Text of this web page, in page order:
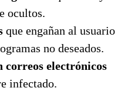
ocultos.
que engañan al usuario
no deseados.
correos electrónicos
infectado.